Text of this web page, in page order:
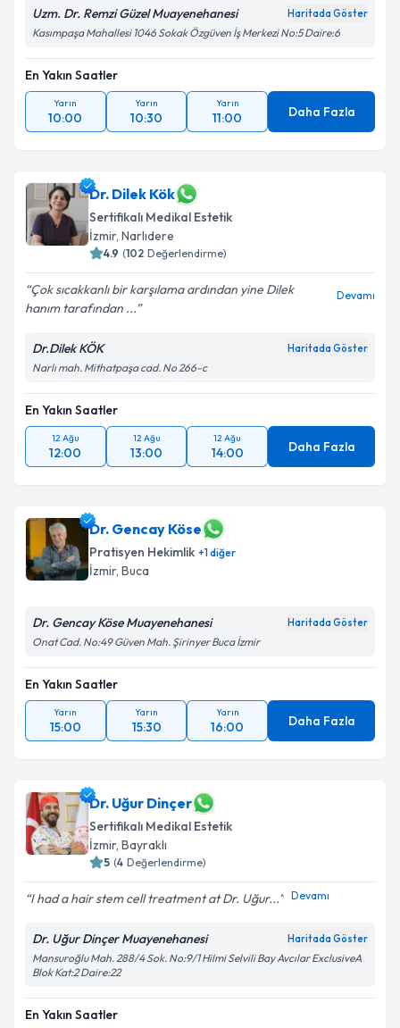
Uzm. Dr. Remzi Güzel Muayenehanesi Haritada Göster
Kasımpaşa Mahallesi 1046 Sokak Özgüven İş Merkezi No:5 Daire:6
En Yakın Saatler
Yarın
10:00
Yarın
10:30
Yarın
11:00 Daha Fazla
Dr. Dilek Kök
Sertifikalı Medikal Estetik
İzmir, Narlıdere
4.9 (102 Değerlendirme)
Çok sıcakkanlı bir karşılama ardından yine Dilek
hanım tarafından ...
Devamı
Dr.Dilek KÖK Haritada Göster
Narlı mah. Mithatpaşa cad. No 266-c
En Yakın Saatler
12 Ağu
12:00
12 Ağu
13:00
12 Ağu
14:00 Daha Fazla
Dr. Gencay Köse
Pratisyen Hekimlik +1diğer
İzmir, Buca
Dr. Gencay Köse Muayenehanesi Haritada Göster
Onat Cad. No:49 Güven Mah. Şirinyer Buca İzmir
En Yakın Saatler
Yarın
15:00
Yarın
15:30
Yarın
16:00 Daha Fazla
Dr. Uğur Dinçer
Sertifikalı Medikal Estetik
İzmir, Bayraklı
5 (4 Değerlendirme)
I had a hair stem cell treatment at Dr. Uğur... Devamı
Dr. Uğur Dinçer Muayenehanesi Haritada Göster
Mansuroğlu Mah. 288/4 Sok. No:9/1 Hilmi Selvili Bay Avcılar ExclusiveA
Blok Kat:2 Daire:22
En Yakın Saatler